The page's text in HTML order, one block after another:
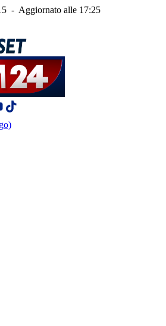
- Aggiornato alle 17:25